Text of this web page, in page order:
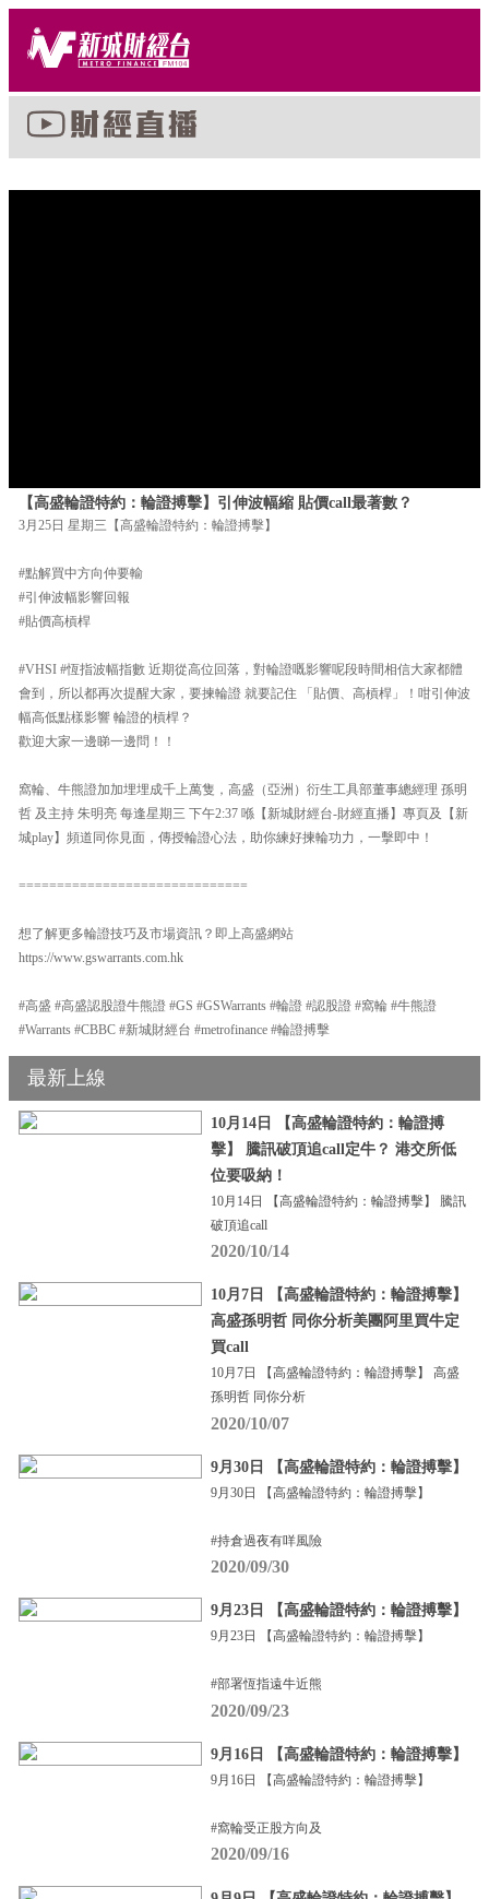
【高盛輪證特約：輪證搏擊】引伸波幅縮 貼價call最著數？
3月25日 星期三【高盛輪證特約：輪證搏擊】
#點解買中方向仲要輸
#引伸波幅影響回報
#貼價高槓桿
#VHSI #恆指波幅指數 近期從高位回落，對輪證嘅影響呢段時間相信大家都體
會到，所以都再次提醒大家，要揀輪證 就要記住 「貼價、高槓桿」！咁引伸波
幅高低點樣影響 輪證的槓桿？
歡迎大家一邊睇一邊問！！
窩輪、牛熊證加加埋埋成千上萬隻，高盛（亞洲）衍生工具部董事總經理 孫明
哲 及主持 朱明亮 每逢星期三 下午2:37 喺【新城財經台-財經直播】專頁及【新
城play】頻道同你見面，傳授輪證心法，助你練好揀輪功力，一擊即中！
==============================
想了解更多輪證技巧及市場資訊？即上高盛網站
https://www.gswarrants.com.hk
#高盛 #高盛認股證牛熊證 #GS #GSWarrants #輪證 #認股證 #窩輪 #牛熊證
#Warrants #CBBC #新城財經台 #metrofinance #輪證搏擊
最新上線
10月14日 【高盛輪證特約：輪證搏
擊】 騰訊破頂追call定牛？ 港交所低
位要吸納！
10月14日 【高盛輪證特約：輪證搏擊】 騰訊
破頂追call
2020/10/14
10月7日 【高盛輪證特約：輪證搏擊】
高盛孫明哲 同你分析美團阿里買牛定
買call
10月7日 【高盛輪證特約：輪證搏擊】 高盛
孫明哲 同你分析
2020/10/07
9月30日 【高盛輪證特約：輪證搏擊】
9月30日 【高盛輪證特約：輪證搏擊】
#持倉過夜有咩風險
2020/09/30
9月23日 【高盛輪證特約：輪證搏擊】
9月23日 【高盛輪證特約：輪證搏擊】
#部署恆指遠牛近熊
2020/09/23
9月16日 【高盛輪證特約：輪證搏擊】
9月16日 【高盛輪證特約：輪證搏擊】
#窩輪受正股方向及
2020/09/16